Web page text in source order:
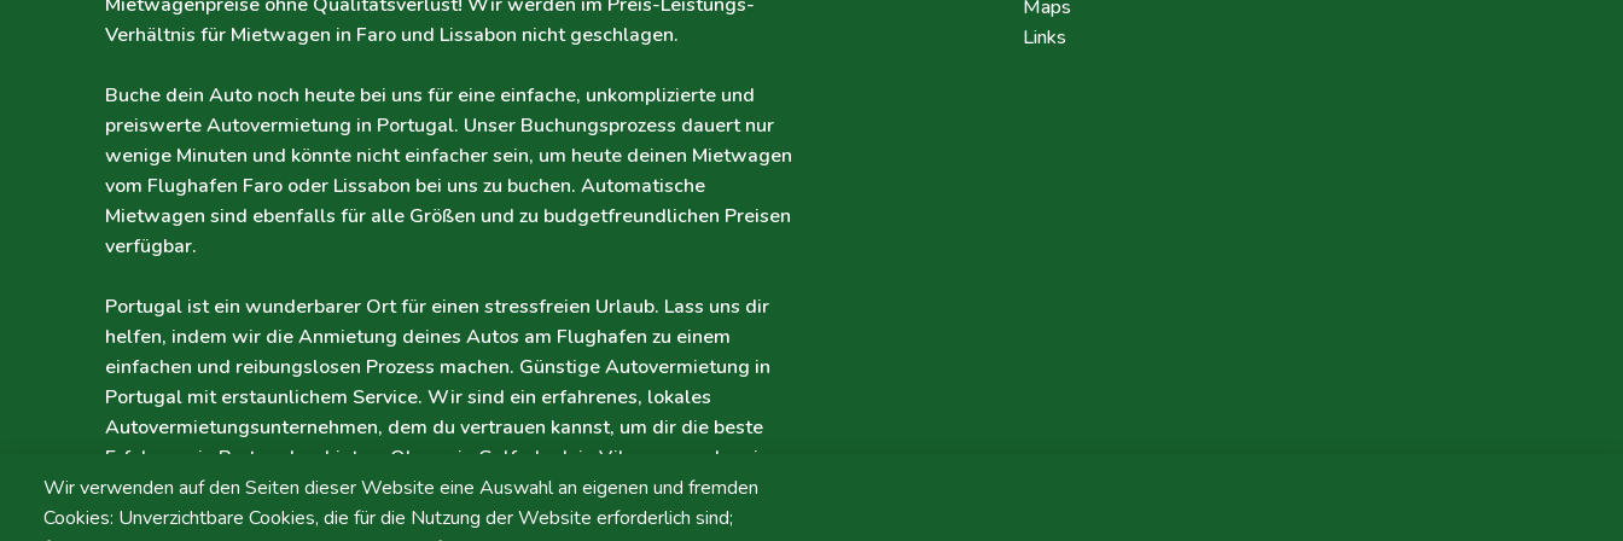
Wir verwenden auf den Seiten dieser Website eine Auswahl an eigenen und fremden
Cookies: Unverzichtbare Cookies, die für die Nutzung der Website erforderlich sind;
Verhältnis für Mietwagen in Faro und Lissabon nicht geschlagen.
Buche dein Auto noch heute bei uns für eine einfache, unkomplizierte und
preiswerte Autovermietung in Portugal. Unser Buchungsprozess dauert nur
wenige Minuten und könnte nicht einfacher sein, um heute deinen Mietwagen
vom Flughafen Faro oder Lissabon bei uns zu buchen. Automatische
Mietwagen sind ebenfalls für alle Größen und zu budgetfreundlichen Preisen
verfügbar.
Portugal ist ein wunderbarer Ort für einen stressfreien Urlaub. Lass uns dir
helfen, indem wir die Anmietung deines Autos am Flughafen zu einem
einfachen und reibungslosen Prozess machen. Günstige Autovermietung in
Portugal mit erstaunlichem Service. Wir sind ein erfahrenes, lokales
Autovermietungsunternehmen, dem du vertrauen kannst, um dir die beste
Erfahrung in Portugal zu bieten. Ob es ein Golfurlaub in Vilamoura oder eine
kulturelle Reise in die Stadt Lissabon ist, lass uns dir mit unserem
unkomplizierten Mietwagenservice helfen. Unser freundliches Team hilft dir
Maps
Links